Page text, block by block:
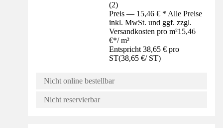
(2)
Preis — 15,46 € * Alle Preise
inkl. MwSt. und ggf. zzgl.
Versandkosten pro m²15,46
€*/ m²
Entspricht 38,65 € pro
ST(38,65 €/ ST)
Nicht online bestellbar
Nicht reservierbar